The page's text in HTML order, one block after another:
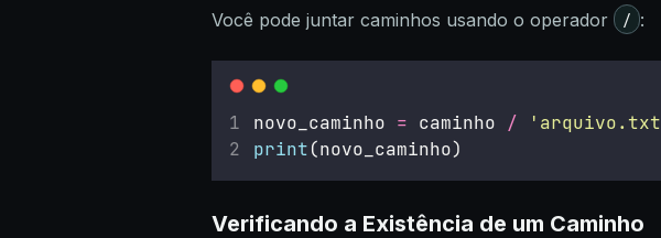
Você pode juntar caminhos usando o operador / :
novo_caminho = caminho / ' arquivo.txt
print(novo_caminho)
Verificando a Existência de um Caminho